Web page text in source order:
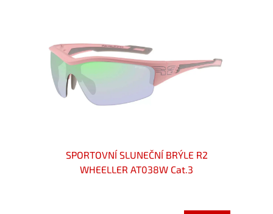
SPORTOVNÍ SLUNEČNÍ BRÝLE R2
WHEELLER AT038W Cat.3